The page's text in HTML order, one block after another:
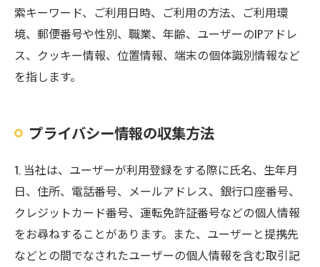
索キーワード、ご利用日時、ご利用の方法、ご利用環
境、郵便番号や性別、職業、年齢、ユーザーのIPアドレ
ス、クッキー情報、位置情報、端末の個体識別情報など
を指します。
プライバシー情報の収集方法
1. 当社は、ユーザーが利用登録をする際に氏名、生年月
日、住所、電話番号、メールアドレス、銀行口座番号、
クレジットカード番号、運転免許証番号などの個人情報
をお尋ねすることがあります。また、ユーザーと提携先
などとの間でなされたユーザーの個人情報を含む取引記